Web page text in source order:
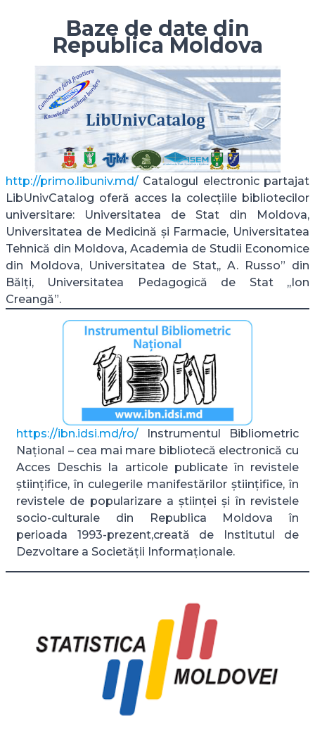
Baze de date din
Republica Moldova
http://primo.libuniv.md/ Catalogul electronic partajat
LibUnivCatalog oferă acces la colecțiile bibliotecilor
universitare: Universitatea de Stat din Moldova,
Universitatea de Medicină și Farmacie, Universitatea
Tehnică din Moldova, Academia de Studii Economice
din Moldova, Universitatea de Stat,, A. Russo” din
Bălți, Universitatea Pedagogică de Stat ,,Ion
Creangă”.
https://ibn.idsi.md/ro/ Instrumentul Bibliometric
Național – cea mai mare bibliotecă electronică cu
Acces Deschis la articole publicate în revistele
științifice, în culegerile manifestărilor științifice, în
revistele de popularizare a științei și în revistele
socio-culturale din Republica Moldova în
perioada 1993-prezent,creată de Institutul de
Dezvoltare a Societății Informaționale.